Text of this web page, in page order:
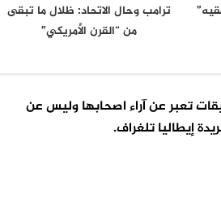
ترامب وحال الاتحاد: ظلال ما تبقى
من “القرن الأمريكي”
تعبر عن آراء اصحابها وليس عن
إيطاليا تلغراف.